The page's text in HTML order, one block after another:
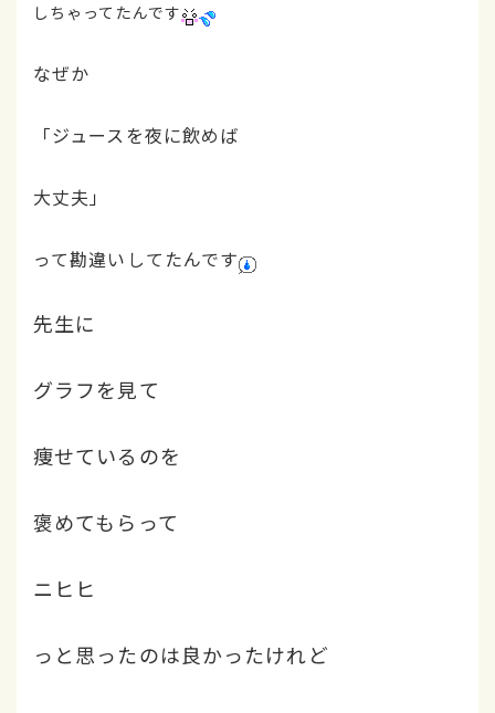
しちゃってたんです
なぜか
「ジュースを夜に飲めば
大丈夫」
って勘違いしてたんです
先生に
グラフを見て
痩せているのを
褒めてもらって
ニヒヒ
っと思ったのは良かったけれど